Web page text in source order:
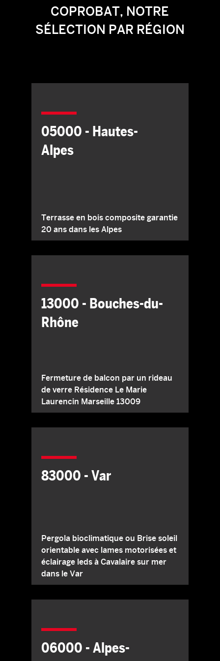
COPROBAT, NOTRE
SÉLECTION PAR RÉGION
05000 - Hautes-
Alpes
Terrasse en bois composite garantie
20 ans dans les Alpes
13000 - Bouches-du-
Rhône
Fermeture de balcon par un rideau
de verre Résidence Le Marie
Laurencin Marseille 13009
83000 - Var
Pergola bioclimatique ou Brise soleil
orientable avec lames motorisées et
éclairage leds à Cavalaire sur mer
dans le Var
06000 - Alpes-